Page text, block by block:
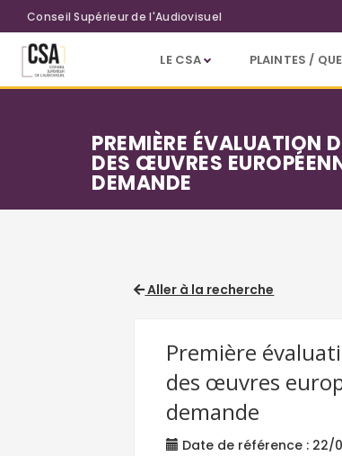
Aller au contenu principal
Conseil Supérieur de l'Audiovisuel
LE CSA PLAINTES /
PREMIÈRE ÉVALUATION
DES ŒUVRES
DEMANDE
Aller à la recherche
Première
des œuvres
demande
Date de référence : 22/